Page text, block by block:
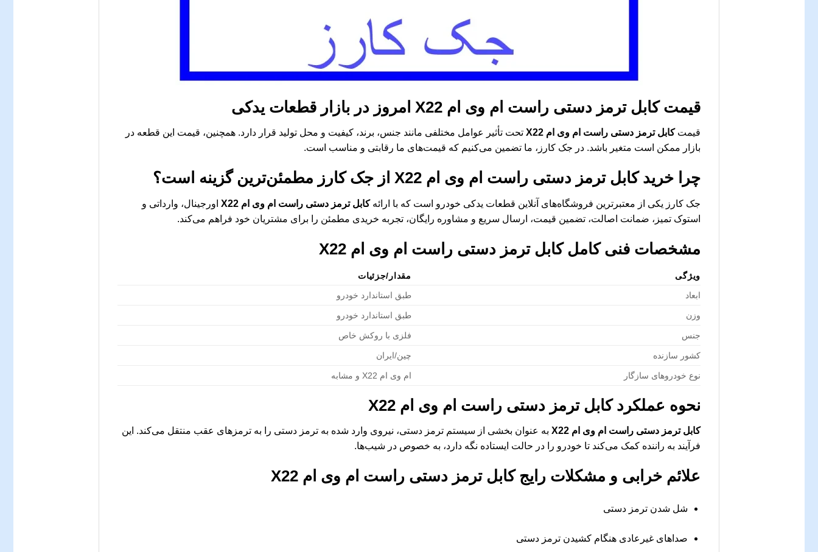
قیمتکابل ترمز دستی راست ام وی ام X22 امروز در بازار قطعات یدکی
قیمت کابل ترمز دستی راست ام وی ام X22
تحت تأثیر عوامل مختلفی مانند جنس، برند، کیفیت و محل تولید قرار دارد. همچنین، قیمت این قطعه در
بازار ممکن است متغیر باشد. در جک کارز، ما تضمین می‌کنیم که قیمت‌های ما رقابتی و مناسب است.
چرا خریدکابل ترمز دستی راست ام وی ام X22 از جک کارز مطمئن‌ترین گزینه است؟
جک کارز یکی از معتبرترین فروشگاه‌های آنلاین قطعات یدکی خودرو است که با ارائهکابل ترمز دستی راست ام وی ام X22
اورجینال، وارداتی و
استوک تمیز، ضمانت اصالت، تضمین قیمت، ارسال سریع و مشاوره رایگان، تجربه خریدی مطمئن را برای مشتریان خود فراهم می‌کند.
مشخصات فنی کاملکابل ترمز دستی راست ام وی ام X22
ویژگی
مقدار/جزئیات
ابعاد
طبق استاندارد خودرو
وزن طبق استاندارد خودرو
جنس فلزی با روکش خاص
کشور سازنده چین/ایران
نوع خودروهای سازگار ام وی ام X22 و مشابه
نحوه عملکردکابل ترمز دستی راست ام وی ام X22
کابل ترمز دستی راست ام وی ام X22
به عنوان بخشی از سیستم ترمز دستی، نیروی وارد شده به ترمز دستی را به ترمزهای عقب منتقل می‌کند. این
فرآیند به راننده کمک می‌کند تا خودرو را در حالت ایستاده نگه دارد، به خصوص در شیب‌ها.
علائم خرابی و مشکلات رایجکابل ترمز دستی راست ام وی ام X22
شل شدن ترمز دستی
صداهای غیرعادی هنگام کشیدن ترمز دستی